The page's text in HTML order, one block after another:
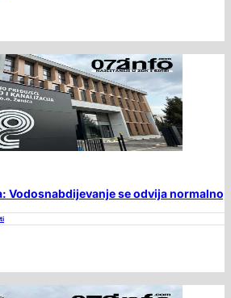
Vodosnabdijevanje se odvija